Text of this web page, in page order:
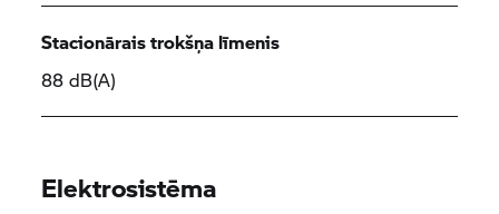
Stacionārais trokšņa līmenis
88 dB(A)
Elektrosistēma